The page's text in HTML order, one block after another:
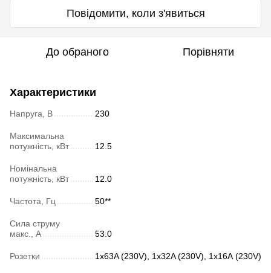
Повідомити, коли з'явиться
До обраного Порівняти
Характеристики
Напруга, В 230
Максимальна
потужність, кВт
12.5
Номінальна
потужність, кВт
12.0
Частота, Гц 50**
Сила струму
макс., А
53.0
Розетки 1х63A (230V), 1х32A (230V), 1x16А (230V)